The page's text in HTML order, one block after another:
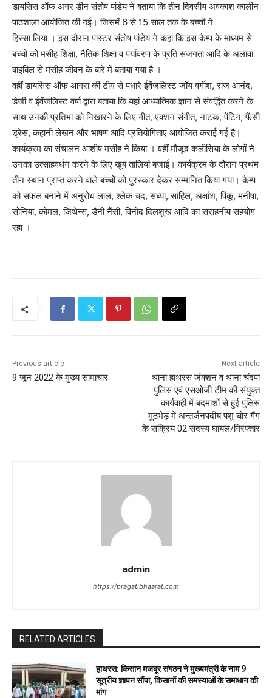
डायसिस ऑफ अगर डीन संतोष पांडेय ने बताया कि तीन दिवसीय अवकाश कालीन
पाठशाला आयोजित की गई। जिसमें 6 से 15 साल तक के बच्चों ने
हिस्सा लिया । इस दौरान पास्टर संतोष पांडेय ने कहा कि इस कैम्प के माध्यम से
बच्चों को मसीह शिक्षा, नैतिक शिक्षा व पर्यावरण के प्रति सजगता आदि के अलावा
बाइबिल से मसीह जीवन के बारे में बताया गया है ।
वहीं डायसिस ऑफ आगरा की टीम से पधारे ईवेंजलिस्ट जॉय वर्गीश, राज आनंद,
डेजी व ईवेंजलिस्ट वर्षा द्वारा बताया कि यहां आध्यात्मिक ज्ञान से संवर्द्धित करने के
साथ उनकी प्रतिभा को निखारने के लिए गीत, एक्शन संगीत, नाटक, पेंटिग, फैंसी
ड्रेस, कहानी लेखन और भाषण आदि प्रतियोगिताएं आयोजित कराई गई है।
कार्यक्रम का संचालन आशीष मसीह ने किया । वहीं मौजूद कलीसिया के लोगों ने
उनका उत्साहवर्धन करने के लिए खूब तालियां बजाई। कार्यक्रम के दौरान प्रथम
तीन स्थान प्राप्त करने वाले बच्चों को पुरस्कार देकर सम्मानित किया गया। कैम्प
को सफल बनाने में अनुरोध लाल, श्लेक चंद, संध्या, साहिल, अक्षांश, पिंकू, मनीषा,
सोनिया, कोमल, जिथेन्स, डैनी नैंसी, विनोद दिलशुख आदि का सराहनीय सहयोग
रहा ।
Previous article
9 जून 2022 के मुख्य सामाचार
Next article
थाना हाथरस जंक्शन व थाना चंदपा
पुलिस एवं एसओजी टीम की संयुक्त
कार्यवाही में बदमाशों से हुई पुलिस
मुठभेड़ में अन्तर्जनपदीय पशु चोर गैंग
के सक्रिय 02 सदस्य घायल/गिरफ्तार
admin
https://pragatibhaarat.com
RELATED ARTICLES
हाथरस: किसान मजदूर संगठन ने मुख्यमंत्री के नाम 9
सूत्रीय ज्ञापन सौंपा, किसानों की समस्याओं के समाधान की
मांग